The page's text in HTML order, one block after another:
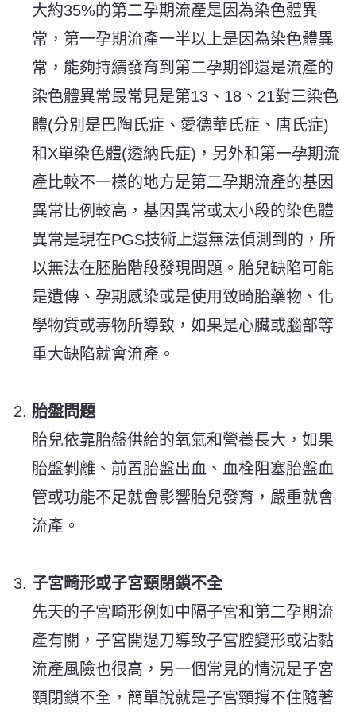
大約35%的第二孕期流產是因為染色體異
常，第一孕期流產一半以上是因為染色體異
常，能夠持續發育到第二孕期卻還是流產的
染色體異常最常見是第13、18、21對三染色
體(分別是巴陶氏症、愛德華氏症、唐氏症)
和X單染色體(透納氏症)，另外和第一孕期流
產比較不一樣的地方是第二孕期流產的基因
異常比例較高，基因異常或太小段的染色體
異常是現在PGS技術上還無法偵測到的，所
以無法在胚胎階段發現問題。胎兒缺陷可能
是遺傳、孕期感染或是使用致畸胎藥物、化
學物質或毒物所導致，如果是心臟或腦部等
重大缺陷就會流產。
胎盤問題
胎兒依靠胎盤供給的氧氣和營養長大，如果
胎盤剝離、前置胎盤出血、血栓阻塞胎盤血
管或功能不足就會影響胎兒發育，嚴重就會
流產。
子宮畸形或子宮頸閉鎖不全
先天的子宮畸形例如中隔子宮和第二孕期流
產有關，子宮開過刀導致子宮腔變形或沾黏
流產風險也很高，另一個常見的情況是子宮
頸閉鎖不全，簡單說就是子宮頸撐不住隨著